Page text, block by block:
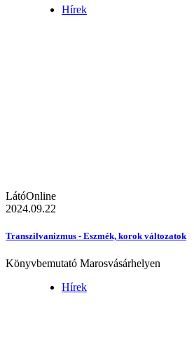
Hírek
LátóOnline
2024.09.22
Transzilvanizmus - Eszmék, korok változatok
Könyvbemutató Marosvásárhelyen
Hírek